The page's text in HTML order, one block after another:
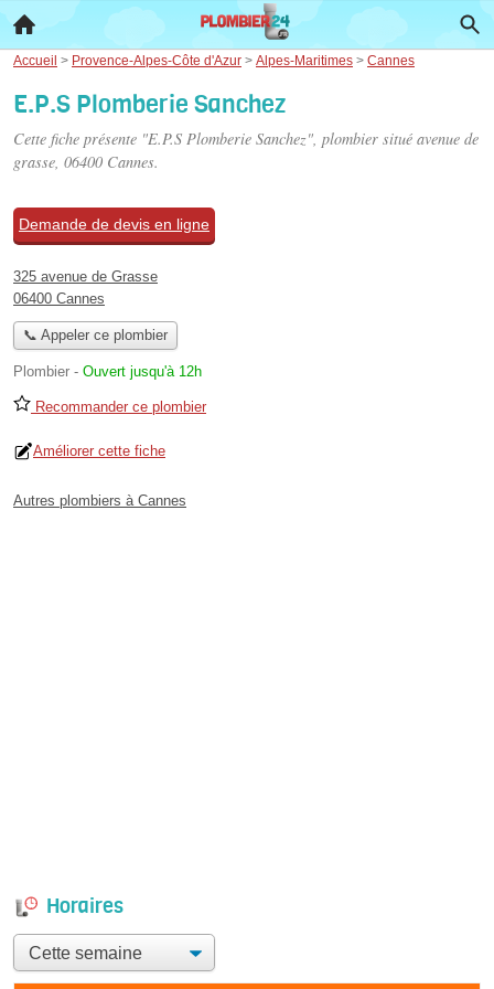
Accueil > Provence-Alpes-Côte d'Azur > Alpes-Maritimes > Cannes
E.P.S Plomberie Sanchez
Cette fiche présente "E.P.S Plomberie Sanchez", plombier situé avenue de
grasse, 06400 Cannes.
Demande de devis en ligne
325 avenue de Grasse
06400 Cannes
📞 Appeler ce plombier
Plombier - Ouvert jusqu'à 12h
Recommander ce plombier
Améliorer cette fiche
Autres plombiers à Cannes
Horaires